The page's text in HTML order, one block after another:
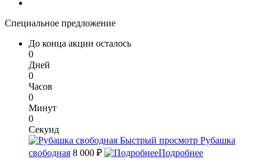
Специальное предложение
До конца акции осталось
0
Дней
0
Часов
0
Минут
0
Секунд
Быстрый просмотр Рубашка
свободная 8 000 ₽ Подробнее